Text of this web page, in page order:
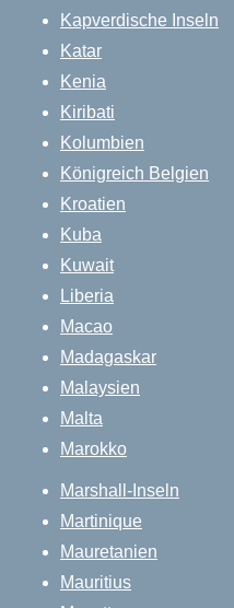
Kapverdische Inseln
Katar
Kenia
Kiribati
Kolumbien
Königreich Belgien
Kroatien
Kuba
Kuwait
Liberia
Macao
Madagaskar
Malaysien
Malta
Marokko
Marshall-Inseln
Martinique
Mauretanien
Mauritius